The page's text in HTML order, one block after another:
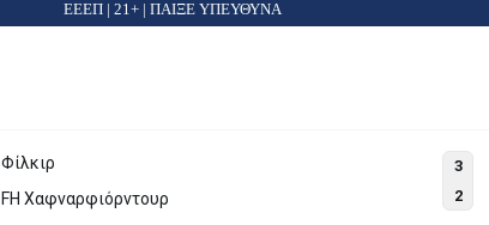
ΕΕΕΠ | 21+ | ΠΑΙΞΕ ΥΠΕΥΘΥΝΑ
Φίλκιρ
FH Χαφναρφιόρντουρ
3
2